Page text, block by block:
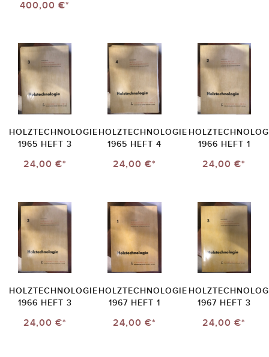
400,00 €*
HOLZTECHNOLOGIE
1965 HEFT 3
24,00 €*
HOLZTECHNOLOGIE
1965 HEFT 4
24,00 €*
1966 HEFT 1
24,00 €*
HOLZTECHNOLOGIE
1966 HEFT 3
24,00 €*
HOLZTECHNOLOGIE
1967 HEFT 1
24,00 €*
1967 HEFT 3
24,00 €*